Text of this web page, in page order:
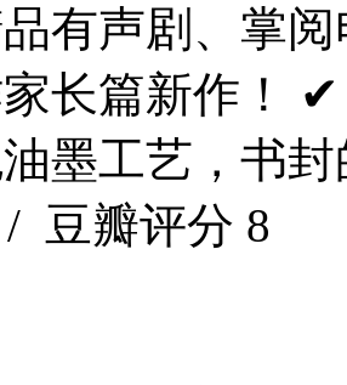
有声剧、掌
长篇新作！
墨工艺，书
/ 豆瓣评分 8